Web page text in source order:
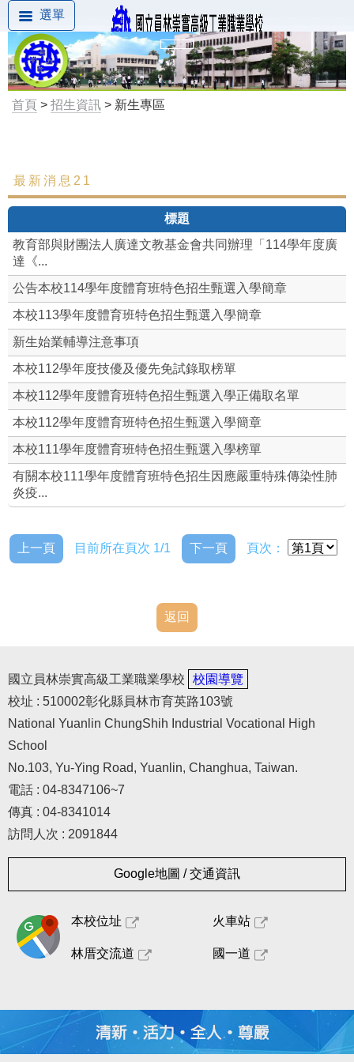
選單
首頁 > 招生資訊 > 新生專區
最新消息
最新消息21
標題
教育部與財團法人廣達文教基金會共同辦理「114學年度廣
達《...
公告本校114學年度體育班特色招生甄選入學簡章
本校113學年度體育班特色招生甄選入學簡章
新生始業輔導注意事項
本校112學年度技優及優先免試錄取榜單
本校112學年度體育班特色招生甄選入學正備取名單
本校112學年度體育班特色招生甄選入學簡章
本校111學年度體育班特色招生甄選入學榜單
有關本校111學年度體育班特色招生因應嚴重特殊傳染性肺
炎疫...
上一頁 目前所在頁次 1/1 下一頁 頁次：
返回
國立員林崇實高級工業職業學校
校園導覽
校址 : 510002彰化縣員林市育英路103號
National Yuanlin ChungShih Industrial Vocational High
School
No.103, Yu-Ying Road, Yuanlin, Changhua, Taiwan.
電話 : 04-8347106~7
傳真 : 04-8341014
訪問人次 : 2091844
Google地圖 / 交通資訊
本校位址 火車站
林厝交流道 國一道